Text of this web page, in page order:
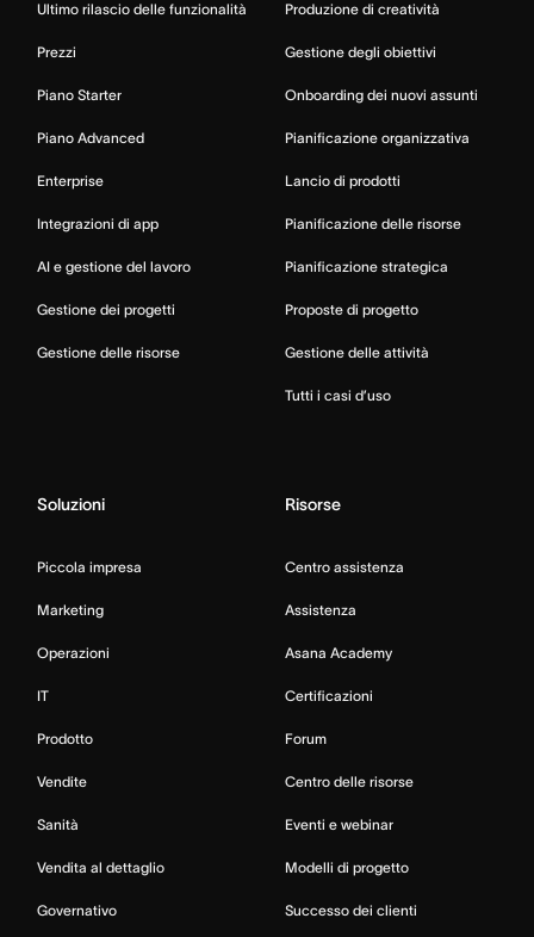
Ultimo rilascio delle funzionalità
Prezzi
Piano Starter
Piano Advanced
Enterprise
Integrazioni di app
AI e gestione del lavoro
Gestione dei progetti
Gestione delle risorse
Produzione di creatività
Gestione degli obiettivi
Onboarding dei nuovi assunti
Pianificazione organizzativa
Lancio di prodotti
Pianificazione delle risorse
Pianificazione strategica
Proposte di progetto
Gestione delle attività
Tutti i casi d’uso
Soluzioni
Piccola impresa
Marketing
Operazioni
IT
Prodotto
Vendite
Sanità
Vendita al dettaglio
Governativo
Risorse
Centro assistenza
Assistenza
Asana Academy
Certificazioni
Forum
Centro delle risorse
Eventi e webinar
Modelli di progetto
Successo dei clienti